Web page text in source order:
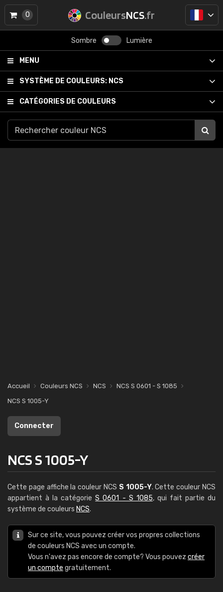
CouleursNCS.fr
Sombre Lumière
MENU
SYSTÈME DE COULEURS: NCS
CATÉGORIES DE COULEURS
0
Accueil Couleurs NCS NCS
NCS S 0601 - S 1085
NCS S 1005-Y
Connecter
NCS S 1005-Y
Cette page affiche la couleur NCS S 1005-Y. Cette couleur NCS
appartient à la catégorieS 0601 - S 1085, qui fait partie du
système de couleurs NCS.
Sur ce site, vous pouvez créer vos propres collections
de couleurs NCS avec un compte.
Vous n'avez pas encore de compte? Vous pouvez créer
un compte gratuitement.